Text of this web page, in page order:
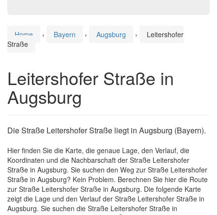
Home › Bayern › Augsburg ›
Leitershofer
Straße
Leitershofer Straße in
Augsburg
Die Straße Leitershofer Straße liegt in Augsburg (Bayern).
Hier finden Sie die Karte, die genaue Lage, den Verlauf, die
Koordinaten und die Nachbarschaft der Straße Leitershofer
Straße in Augsburg. Sie suchen den Weg zur Straße Leitershofer
Straße in Augsburg? Kein Problem. Berechnen Sie hier die Route
zur Straße Leitershofer Straße in Augsburg. Die folgende Karte
zeigt die Lage und den Verlauf der Straße Leitershofer Straße in
Augsburg. Sie suchen die Straße Leitershofer Straße in